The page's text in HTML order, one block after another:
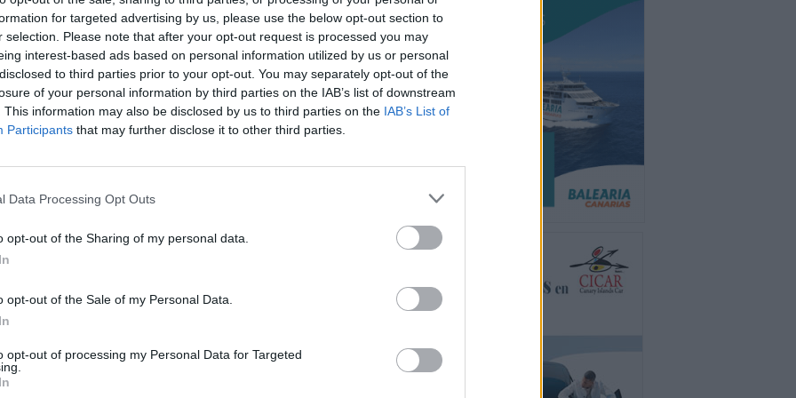
for targeted advertising by us, please use the below opt-out section to
selection. Please note that after your opt-out request is processed you may
interest-based ads based on personal information utilized by us or personal
to third parties prior to your opt-out. You may separately opt-out of the
of your personal information by third parties on the IAB’s list of downstream
This information may also be disclosed by us to third parties on the IAB’s List of
Participants that may further disclose it to other third parties.
Data Processing Opt Outs
opt-out of the Sharing of my personal data.
opt-out of the Sale of my Personal Data.
opt-out of processing my Personal Data for Targeted
Gastronómico de Fuerteventura que tendrá como
majorera
presentado al cabildo de Fuerteventura y al Patronato de
de Fuerteventura. Un encuentro se celebrará en la
potenciar los productos estrella de la gastronomía
que ya son una referencia en ciudades como Bilbao, La